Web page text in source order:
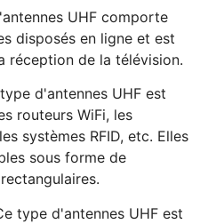
UHF comporte
disposés en ligne et est
réception de la télévision.
d'antennes UHF est
routeurs WiFi, les
systèmes RFID, etc. Elles
sous forme de
type d'antennes UHF est